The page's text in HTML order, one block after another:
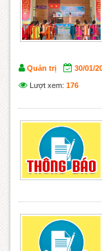
Quản trị 30/01/
Lượt xem: 176